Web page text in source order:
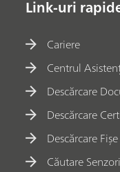
Link-uri
Cariere
Centrul
Descărcare
Descărcare
Descărcare
Căutare Senzori